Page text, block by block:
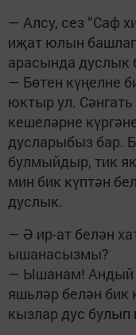
— Алсу, сез “Саф
иҗат юлын
арасында дуслык
— Бөтен күңелне
юктыр ул. Сәнгать
кешеләрне
дусларыбыз бар.
булмыйдыр, тик
мин бик күптән
дуслык.
— Ә ир-ат белән
ышанасызмы?
— Ышанам! Андый
яшьләр белән бик
кызлар дус булып